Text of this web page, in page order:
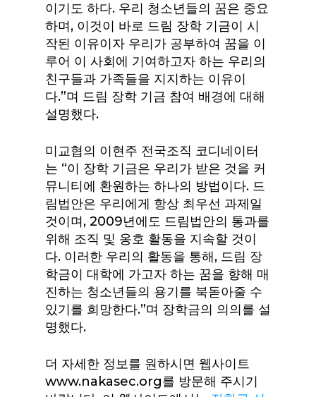
이기도 하다. 우리 청소년들의 꿈은 중요
하며, 이것이 바로 드림 장학 기금이 시
작된 이유이자 우리가 공부하여 꿈을 이
루어 이 사회에 기여하고자 하는 우리의
친구들과 가족들을 지지하는 이유이
다.”며 드림 장학 기금 참여 배경에 대해
설명했다.
미교협의 이현주 전국조직 코디네이터
는 “이 장학 기금은 우리가 받은 것을 커
뮤니티에 환원하는 하나의 방법이다. 드
림법안은 우리에게 항상 최우선 과제일
것이며, 2009년에도 드림법안의 통과를
위해 조직 및 옹호 활동을 지속할 것이
다. 이러한 우리의 활동을 통해, 드림 장
학금이 대학에 가고자 하는 꿈을 향해 매
진하는 청소년들의 용기를 북돋아줄 수
있기를 희망한다.”며 장학금의 의의를 설
명했다.
더 자세한 정보를 원하시면 웹사이트
www.nakasec.org를 방문해 주시기